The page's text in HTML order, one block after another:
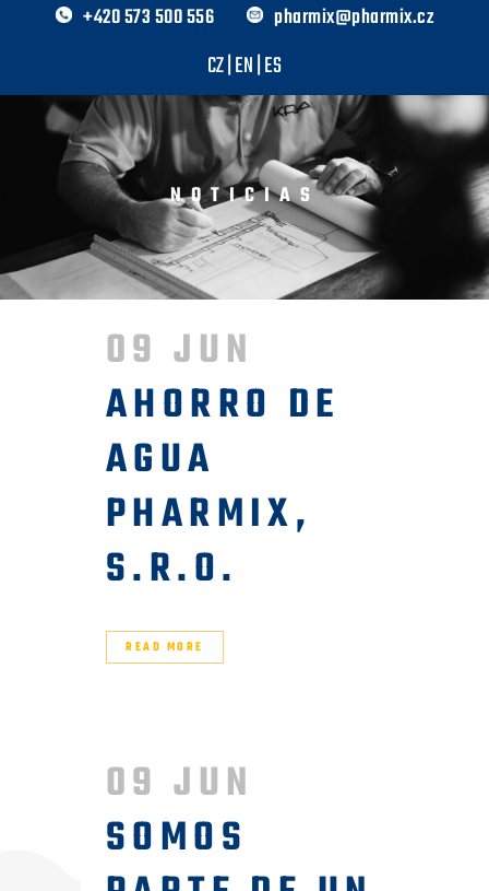
+420 573 500 556 pharmix@pharmix.cz
CZ|EN|ES
NOTICIAS
09 JUN
AHORRO DE
AGUA
PHARMIX,
S.R.O.
READ MORE
09 JUN
SOMOS